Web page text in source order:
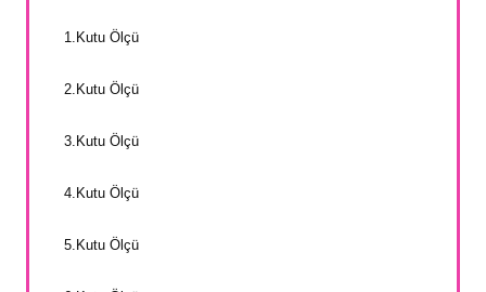
1.Kutu Ölçü
2.Kutu Ölçü
3.Kutu Ölçü
4.Kutu Ölçü
5.Kutu Ölçü